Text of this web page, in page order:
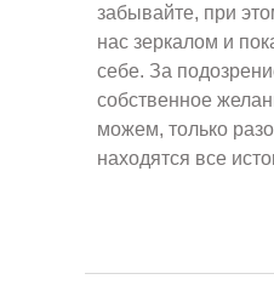
забывайте, при
нас зеркалом и
себе. За
собственное
можем, только
находятся все